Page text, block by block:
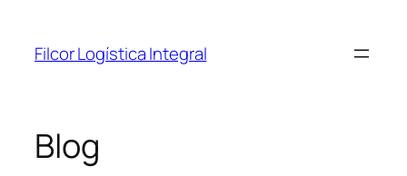
contenido
Filcor Logística Integral
Blog